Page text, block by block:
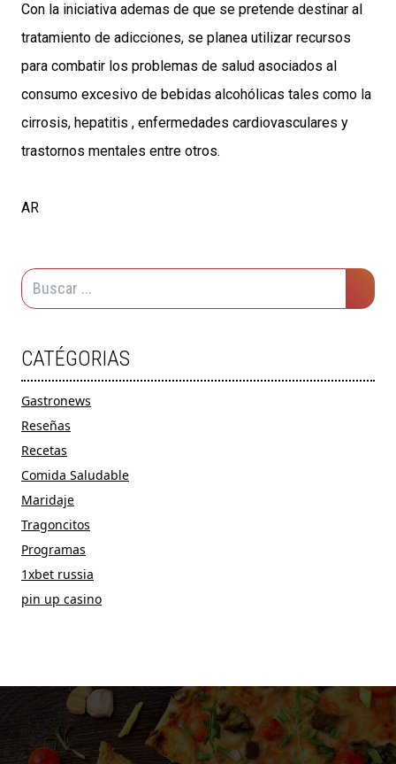
Con la iniciativa ademas de que se pretende destinar al
tratamiento de adicciones, se planea utilizar recursos
para combatir los problemas de salud asociados al
consumo excesivo de bebidas alcohólicas tales como la
cirrosis, hepatitis , enfermedades cardiovasculares y
trastornos mentales entre otros.
AR
CATÉGORIAS
Gastronews
Reseñas
Recetas
Comida Saludable
Maridaje
Tragoncitos
Programas
1xbet russia
pin up casino